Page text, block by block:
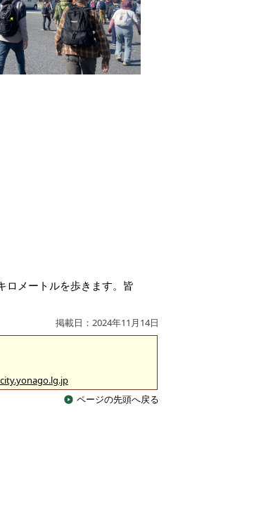
ロメートルを歩きます。皆
掲載日：2024年11月14日
ページの先頭へ戻る